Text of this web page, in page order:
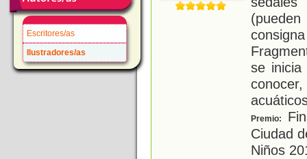
Escritores/as
Ilustradores/as
se inicia
Premio:
Ciudad
Niños